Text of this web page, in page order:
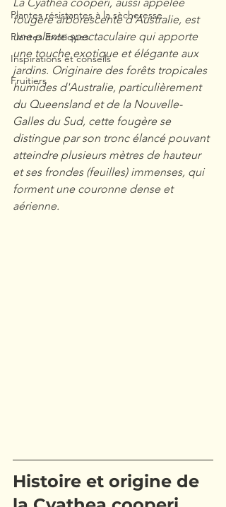
Plantes résistantes à la sècheresse
Plantes Exotiques
Inspirations et conseils
Fruitiers
fougère arborescente d'Australie, est
une plante spectaculaire qui apporte
une touche exotique et élégante aux
jardins. Originaire des forêts tropicales
humides d'Australie, particulièrement
du Queensland et de la Nouvelle-
Galles du Sud, cette fougère se
distingue par son tronc élancé pouvant
atteindre plusieurs mètres de hauteur
et ses frondes (feuilles) immenses, qui
forment une couronne dense et
aérienne.
Histoire et origine de